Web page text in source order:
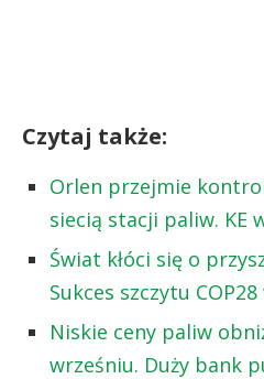
Czytaj także:
Orlen przejmie
siecią stacji paliw. KE
Świat kłóci się o
Sukces szczytu
Niskie ceny paliw
wrześniu. Duży bank